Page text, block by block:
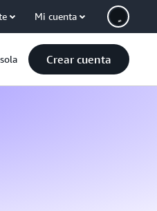
Mi cuenta
Crear cuenta